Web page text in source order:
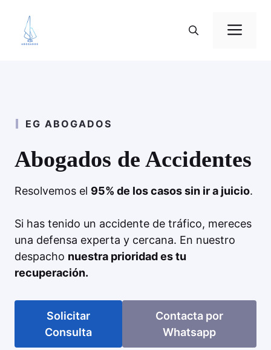
contenido
EG ABOGADOS
Abogados de Accidentes
Resolvemos el 95% de los casos sin ir a juicio.
Si has tenido un accidente de tráfico, mereces
una defensa experta y cercana. En nuestro
despacho nuestra prioridad es tu
recuperación.
Solicitar
Consulta
Contacta por
Whatsapp